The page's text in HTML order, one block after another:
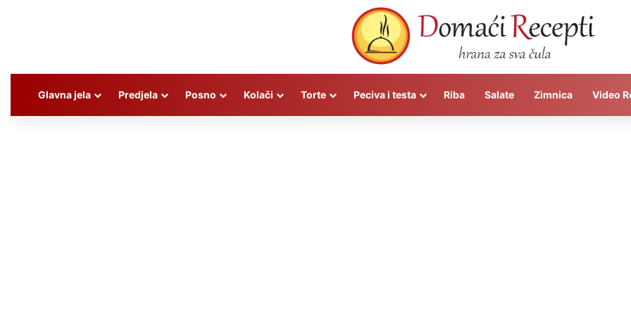
Glavna jela Predjela Posno Kolači Torte Peciva i testa Riba Salate Zimnica Video